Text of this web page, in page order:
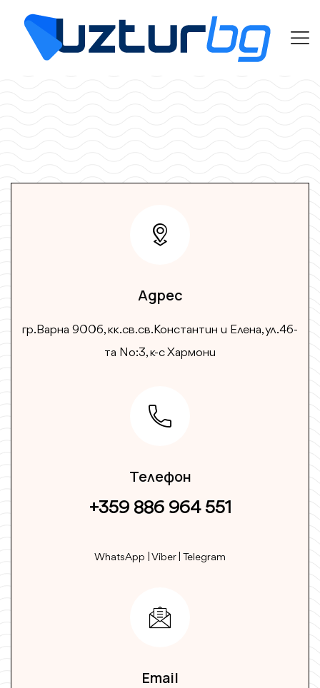
Адрес
гр.Варна 9006, кк.св.св.Константин и Елена, ул.46-
та No:3, к-с Хармони
Телефон
+359 886 964 551
WhatsApp | Viber | Telegram
Email